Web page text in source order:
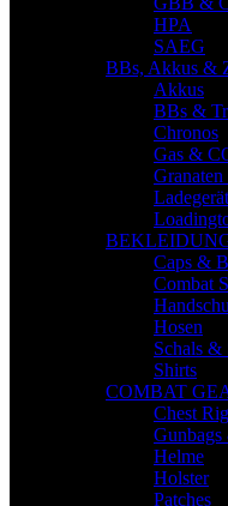
HPA
SAEG
BBs, Akkus &
Akkus
BBs &
Chronos
Gas &
Caps &
Combat
Hosen
Schals &
Shirts
COMBAT
Chest
Gunbags
Helme
Holster
Patches